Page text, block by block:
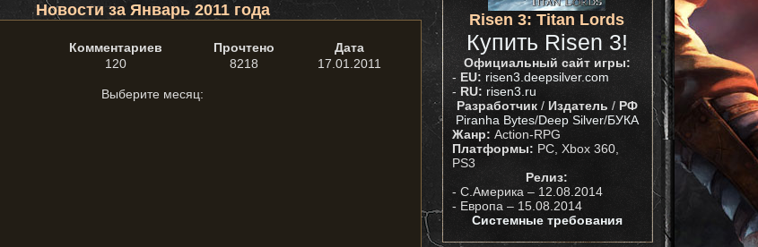
Новости за Январь 2011 года
Комментариев Прочтено
Дата
120 8218 17.01.2011
Выберите месяц:
Risen 3: Titan Lords
Купить Risen 3!
Официальный сайт игры:
- EU: risen3.deepsilver.com
- RU: risen3.ru
Разработчик/ Издатель / РФ
Piranha Bytes/Deep Silver/БУКА
Жанр: Action-RPG
Платформы: PC, Xbox 360,
PS3
Релиз:
- С.Америка – 12.08.2014
- Европа – 15.08.2014
Системные требования